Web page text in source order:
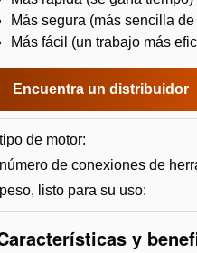
Más segura (más sencilla
Más fácil (un trabajo más
Encuentra un distribuidor
tipo de motor:
número de conexiones de
peso, listo para su uso:
y